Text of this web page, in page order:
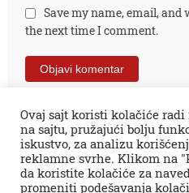
Save my name, email,
the next time I comment.
Ovaj sajt koristi kolačiće
na sajtu, pružajući bolju
iskustvo, za analizu
reklamne svrhe. Klikom na
da koristite kolačiće za
promeniti podešavanja